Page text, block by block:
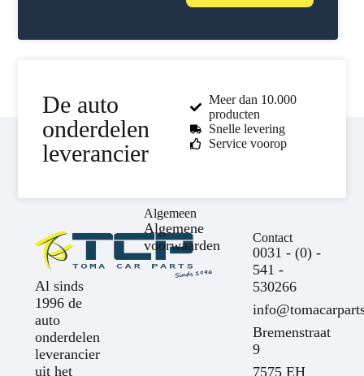
De auto
onderdelen
leverancier
Meer dan 10.000
producten
Snelle levering
Service voorop
Al sinds
1996 de
auto
onderdelen
leverancier
uit het
Algemeen
Algemene
voorwaarden
Contact
0031 - (0) -
541 -
530266
Bremenstraat
9
7575 EH